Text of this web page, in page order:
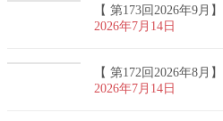
【 第173回2026年9月
2026年7月14日
【 第172回2026年8月
2026年7月14日